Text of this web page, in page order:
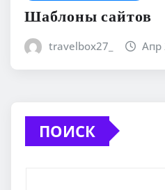
Шаблоны сайтов
travelbox27_ Апр
ПОИСК